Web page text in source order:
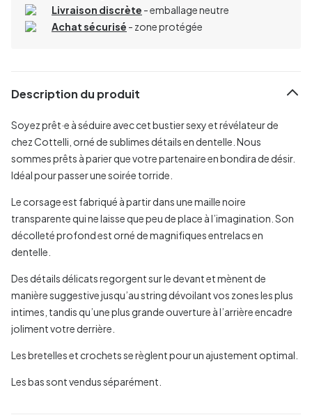
Livraison discrète - emballage neutre
Achat sécurisé - zone protégée
Description du produit
Soyez prêt·e à séduire avec cet bustier sexy et révélateur de
chez Cottelli, orné de sublimes détails en dentelle. Nous
sommes prêts à parier que votre partenaire en bondira de désir.
Idéal pour passer une soirée torride.
Le corsage est fabriqué à partir dans une maille noire
transparente qui ne laisse que peu de place à l’imagination. Son
décolleté profond est orné de magnifiques entrelacs en
dentelle.
Des détails délicats regorgent sur le devant et mènent de
manière suggestive jusqu’au string dévoilant vos zones les plus
intimes, tandis qu’une plus grande ouverture à l’arrière encadre
joliment votre derrière.
Les bretelles et crochets se règlent pour un ajustement optimal.
Les bas sont vendus séparément.